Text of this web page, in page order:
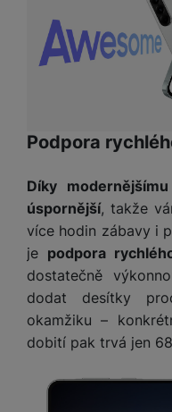
Podpora
Díky
úspornější, takže
více hodin zábavy i
je podpora
dostatečně
dodat desítky
okamžiku –
dobití pak trvá jen